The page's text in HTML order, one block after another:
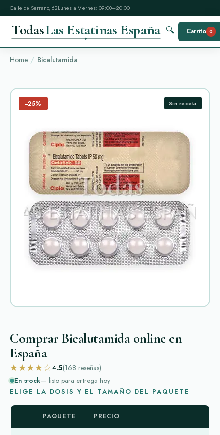
Calle de Serrano, 62Lunes a Viernes: 09:00–20:00
TodasLas Estatinas España 🔍 Carrito 0
Home Bicalutamida
−25% Sin receta
Comprar Bicalutamida online en
España
★★★★☆4.5(168 reseñas)
En stock— listo para entrega hoy
ELIGE LA DOSIS Y EL TAMAÑO DEL PAQUETE
PAQUETE PRECIO